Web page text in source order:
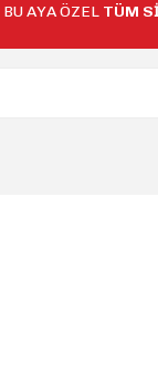
BU AYA ÖZEL TÜM